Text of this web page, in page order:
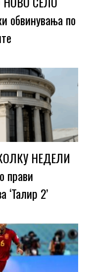
обвинувања по
НЕДЕЛИ
прави
‘Талир 2’